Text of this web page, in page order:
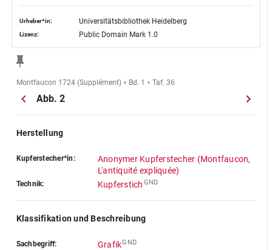
Urheber*in: Universitätsbibliothek Heidelberg
Lizenz: Public Domain Mark 1.0
Montfaucon 1724 (Supplément) Bd. 1 Taf. 36
Abb. 2
Herstellung
Kupferstecher*in:
Anonymer Kupferstecher (Montfaucon,
L'antiquité expliquée)
Technik: Kupferstich GND
Klassifikation und Beschreibung
Sachbegriff: GrafikGND